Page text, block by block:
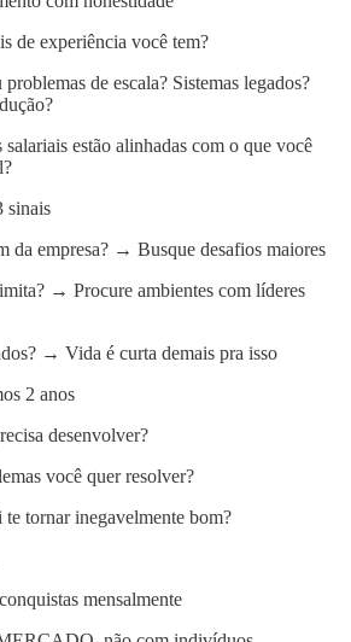
de experiência você tem?
de escala? Sistemas legados?
salariais estão alinhadas com o que você
sinais
da empresa? → Busque desafios maiores
→ Procure ambientes com líderes
→ Vida é curta demais pra isso
2 anos
desenvolver?
você quer resolver?
tornar inegavelmente bom?
mensalmente